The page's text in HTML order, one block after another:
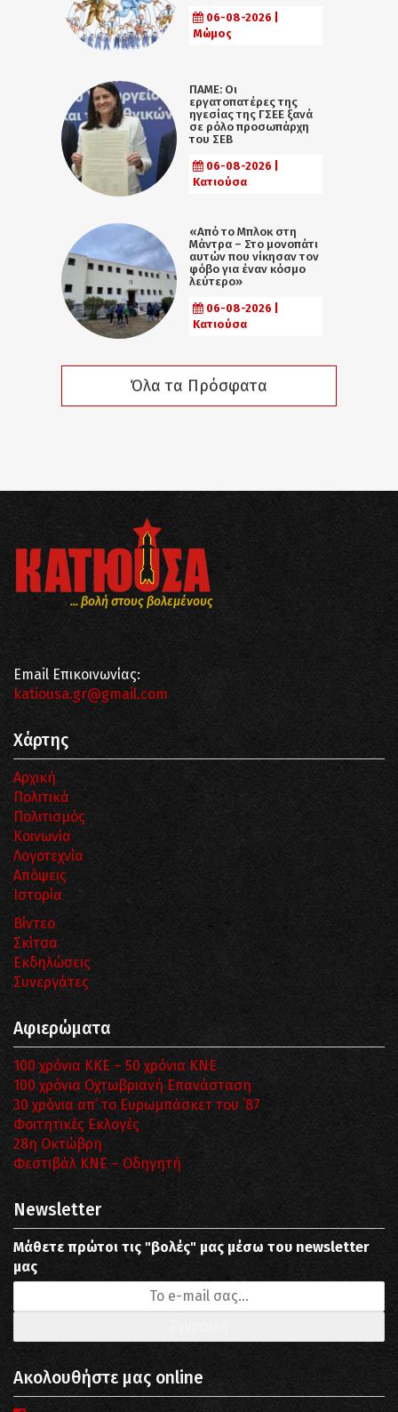
06-08-2026 |
Μώμος
ΠΑΜΕ: Οι
εργατοπατέρες της
ηγεσίας της ΓΣΕΕ ξανά
σε ρόλο προσωπάρχη
του ΣΕΒ
06-08-2026 |
Κατιούσα
«Από το Μπλοκ στη
Μάντρα – Στο μονοπάτι
αυτών που νίκησαν τον
φόβο για έναν κόσμο
λεύτερο»
06-08-2026 |
Κατιούσα
Όλα τα Πρόσφατα
... βολή στους βολεμένους
Email Επικοινωνίας:
katiousa.gr@gmail.com
Χάρτης
Αρχική
Πολιτικά
Πολιτισμός
Κοινωνία
Λογοτεχνία
Απόψεις
Ιστορία
Βίντεο
Σκίτσα
Εκδηλώσεις
Συνεργάτες
Αφιερώματα
100 χρόνια ΚΚΕ – 50 χρόνια ΚΝΕ
100 χρόνια Οχτωβριανή Επανάσταση
30 χρόνια απ’ το Ευρωμπάσκετ του ΄87
Φοιτητικές Εκλογές
28η Οκτώβρη
Φεστιβάλ ΚΝΕ – Οδηγητή
Newsletter
Μάθετε πρώτοι τις "βολές" μας μέσω του newsletter
μας
Ακολουθήστε μας online